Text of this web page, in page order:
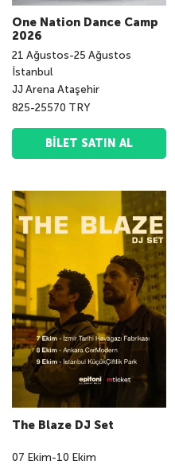
One Nation Dance Camp
2026
21 Ağustos-25 Ağustos
İstanbul
JJ Arena Ataşehir
825-25570 TRY
BILET SATIN AL
The Blaze DJ Set
07 Ekim-10 Ekim